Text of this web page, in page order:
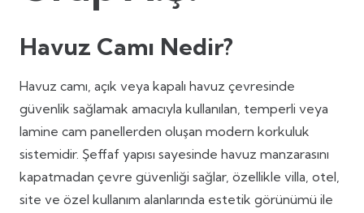
Havuz Camı Nedir?
Havuz camı, açık veya kapalı havuz çevresinde
güvenlik sağlamak amacıyla kullanılan, temperli veya
lamine cam panellerden oluşan modern korkuluk
sistemidir. Şeffaf yapısı sayesinde havuz manzarasını
kapatmadan çevre güvenliği sağlar, özellikle villa, otel,
site ve özel kullanım alanlarında estetik görünümü ile